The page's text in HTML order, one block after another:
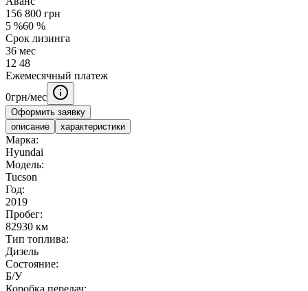
156 800 грн
5 %60 %
Срок лизинга
36 мес
12 48
Ежемесячный платеж
0грн/мес
Оформить заявку
описание
характеристики
Марка:
Hyundai
Модель:
Tucson
Год:
2019
Пробег:
82930 км
Тип топлива:
Дизель
Состояние:
Б/У
Коробка передач: